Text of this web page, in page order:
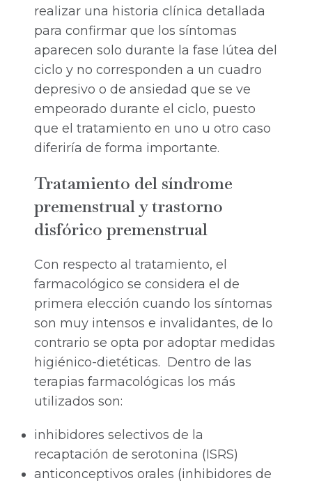
realizar una historia clínica detallada
para confirmar que los síntomas
aparecen solo durante la fase lútea del
ciclo y no corresponden a un cuadro
depresivo o de ansiedad que se ve
empeorado durante el ciclo, puesto
que el tratamiento en uno u otro caso
diferiría de forma importante.
Tratamiento del síndrome
premenstrual y trastorno
disfórico premenstrual
Con respecto al tratamiento, el
farmacológico se considera el de
primera elección cuando los síntomas
son muy intensos e invalidantes, de lo
contrario se opta por adoptar medidas
higiénico-dietéticas. Dentro de las
terapias farmacológicas los más
utilizados son:
inhibidores selectivos de la
recaptación de serotonina (ISRS)
anticonceptivos orales (inhibidores de